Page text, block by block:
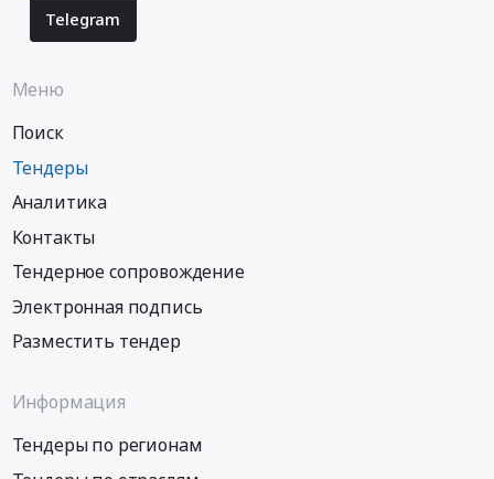
Telegram
Меню
Поиск
Тендеры
Аналитика
Контакты
Тендерное сопровождение
Электронная подпись
Разместить тендер
Информация
Тендеры по регионам